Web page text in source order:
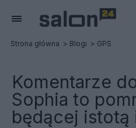
Strona główna Blogi GPS
Komentarze
Sophia to
będącej istotą